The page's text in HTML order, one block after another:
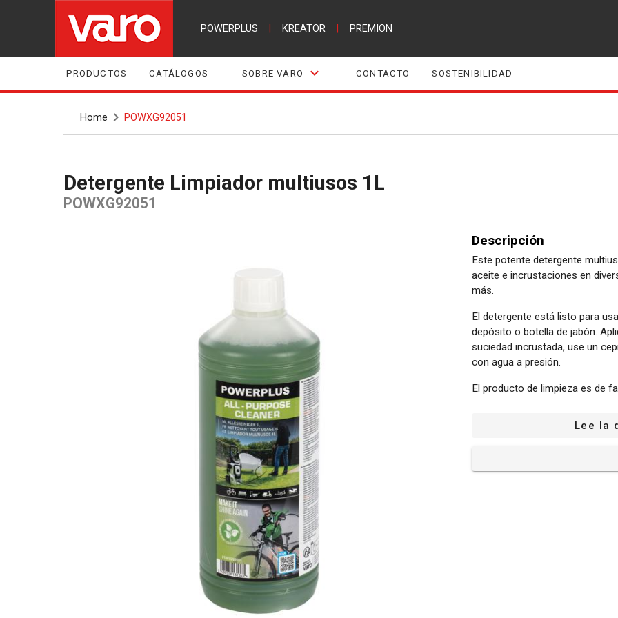
POWERPLUS KREATOR PREMION
PRODUCTOS CATÁLOGOS SOBRE VARO CONTACTO SOSTENIBILIDAD
Home POWXG92051
Detergente Limpiador multiusos 1L
POWXG92051
Descripción
Este potente detergente
aceite e incrustaciones en
más.
El detergente está listo para
depósito o botella de jabón.
suciedad incrustada, use un
con agua a presión.
El producto de limpieza es de
instrucciones de seguridad del
Sus principales
Lee la